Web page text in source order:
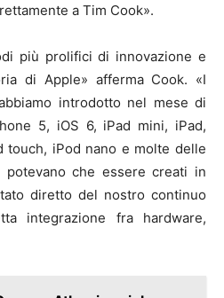
a Tim Cook».
più prolifici di innovazione e
di Apple» afferma Cook. «I
introdotto nel mese di
5, iOS 6, iPad mini, iPad,
touch, iPod nano e molte delle
potevano che essere creati in
diretto del nostro continuo
integrazione fra hardware,